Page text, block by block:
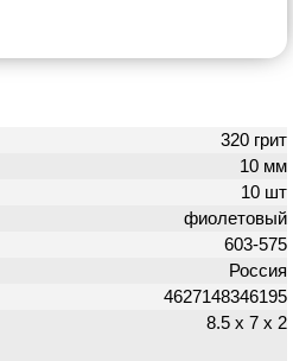
320 грит
10 мм
10 шт
фиолетовый
603-575
Россия
4627148346195
8.5 х 7 х 2